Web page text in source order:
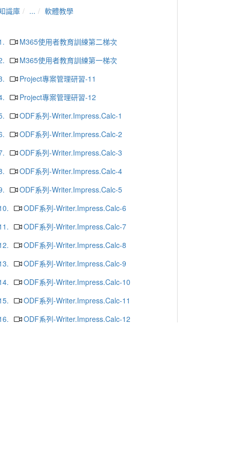
識庫 ... 軟體教學
M365使用者教育訓練第二梯次
M365使用者教育訓練第一梯次
Project專案管理研習-11
Project專案管理研習-12
ODF系列-Writer.Impress.Calc-1
ODF系列-Writer.Impress.Calc-2
ODF系列-Writer.Impress.Calc-3
ODF系列-Writer.Impress.Calc-4
ODF系列-Writer.Impress.Calc-5
ODF系列-Writer.Impress.Calc-6
ODF系列-Writer.Impress.Calc-7
ODF系列-Writer.Impress.Calc-8
ODF系列-Writer.Impress.Calc-9
ODF系列-Writer.Impress.Calc-10
ODF系列-Writer.Impress.Calc-11
ODF系列-Writer.Impress.Calc-12